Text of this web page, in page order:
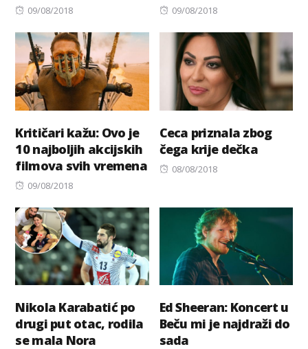
Posted
09/08/2018
Posted
09/08/2018
Kritičari kažu: Ovo je
10 najboljih akcijskih
filmova svih vremena
Posted
09/08/2018
Ceca priznala zbog
čega krije dečka
Posted
08/08/2018
Nikola Karabatić po
drugi put otac, rodila
se mala Nora
Ed Sheeran: Koncert u
Beču mi je najdraži do
sada